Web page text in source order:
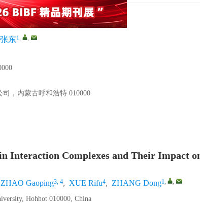
研究进展
张东1, ,
，内蒙古呼和浩特 010000
Interaction Complexes and Their Impact
ZHAO Gaoping3, 4, XUE Rifu4, ZHANG Dong1, ,
Hohhot 010000, China